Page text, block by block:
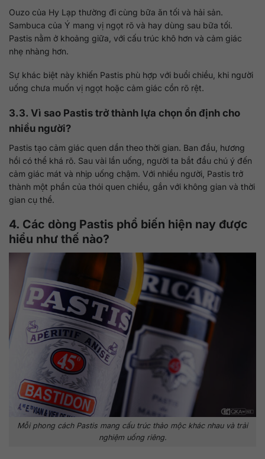
Ouzo của Hy Lạp thường đi cùng bữa ăn tối và hải sản.
Sambuca của Ý mang vị ngọt rõ và hay dùng sau bữa tối.
Pastis nằm ở khoảng giữa, với cấu trúc khô hơn và cảm giác
nhẹ nhàng hơn.
Sự khác biệt này khiến Pastis phù hợp với buổi chiều, khi người
uống chưa muốn vị ngọt hoặc cảm giác cồn rõ rệt.
3.3. Vì sao Pastis trở thành lựa chọn ổn định cho
nhiều người?
Pastis tạo cảm giác quen dần theo thời gian. Ban đầu, hương
hồi có thể khá rõ. Sau vài lần uống, người ta bắt đầu chú ý đến
cảm giác mát và nhịp uống chậm. Với nhiều người, Pastis trở
thành một phần của thói quen chiều, gắn với không gian và thời
gian cụ thể.
4. Các dòng Pastis phổ biến hiện nay được
hiểu như thế nào?
Mỗi phong cách Pastis mang cấu trúc thảo mộc khác nhau và trải
nghiệm uống riêng.